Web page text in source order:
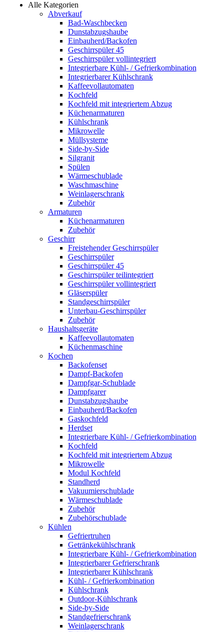
Alle Kategorien
Abverkauf
Bad-Waschbecken
Dunstabzugshaube
Einbauherd/Backofen
Geschirrspüler 45
Geschirrspüler vollintegriert
Integrierbare Kühl- / Gefrierkombination
Integrierbarer Kühlschrank
Kaffeevollautomaten
Kochfeld
Kochfeld mit integriertem Abzug
Küchenarmaturen
Kühlschrank
Mikrowelle
Müllsysteme
Side-by-Side
Silgranit
Spülen
Wärmeschublade
Waschmaschine
Weinlagerschrank
Zubehör
Armaturen
Küchenarmaturen
Zubehör
Geschirr
Freistehender Geschirrspüler
Geschirrspüler
Geschirrspüler 45
Geschirrspüler teilintegriert
Geschirrspüler vollintegriert
Gläserspüler
Standgeschirrspüler
Unterbau-Geschirrspüler
Zubehör
Haushaltsgeräte
Kaffeevollautomaten
Küchenmaschine
Kochen
Backofenset
Dampf-Backofen
Dampfgar-Schublade
Dampfgarer
Dunstabzugshaube
Einbauherd/Backofen
Gaskochfeld
Herdset
Integrierbare Kühl- / Gefrierkombination
Kochfeld
Kochfeld mit integriertem Abzug
Mikrowelle
Modul Kochfeld
Standherd
Vakuumierschublade
Wärmeschublade
Zubehör
Zubehörschublade
Kühlen
Gefriertruhen
Getränkekühlschrank
Integrierbare Kühl- / Gefrierkombination
Integrierbarer Gefrierschrank
Integrierbarer Kühlschrank
Kühl- / Gefrierkombination
Kühlschrank
Outdoor-Kühlschrank
Side-by-Side
Standgefrierschrank
Weinlagerschrank